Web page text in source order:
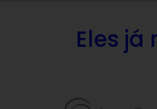
Eles já